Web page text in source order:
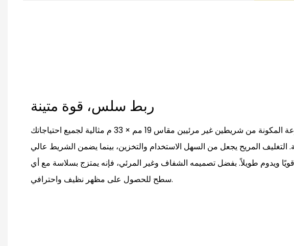
هذه المجموعة المكونة من شريطين غير مرئيين مقاس 19 مم × 33 م مثالية لجميع احتياجاتك
التغليف المريح يجعل من السهل الاستخدام والتخزين، بينما يضمن الشريط عالي
قويًا ويدوم طويلاً. بفضل تصميمه الشفاف وغير المرئي، فإنه يمتزج بسلاسة مع أي
سطح للحصول على مظهر نظيف واحترافي.